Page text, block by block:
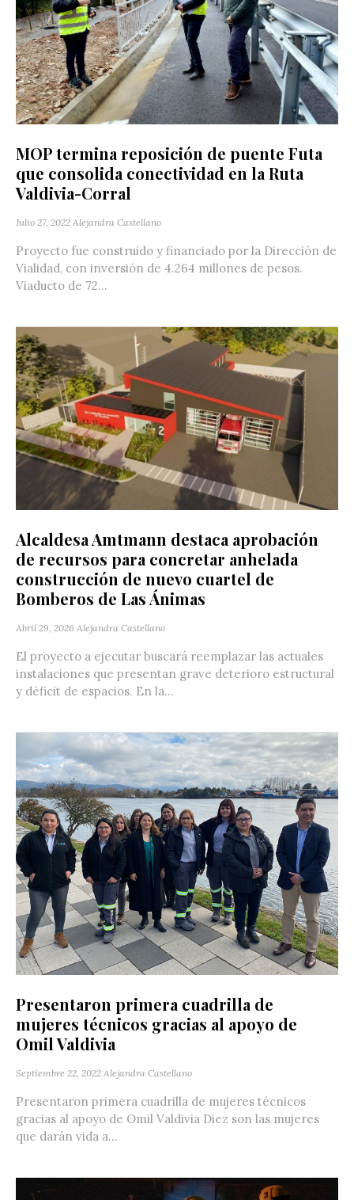
MOP termina reposición de puente Futa
que consolida conectividad en la Ruta
Valdivia-Corral
Julio 27, 2022 Alejandra Castellano
Proyecto fue construido y financiado por la Dirección de
Vialidad, con inversión de 4.264 millones de pesos.
Viaducto de 72...
Alcaldesa Amtmann destaca aprobación
de recursos para concretar anhelada
construcción de nuevo cuartel de
Bomberos de Las Ánimas
Abril 29, 2026 Alejandra Castellano
El proyecto a ejecutar buscará reemplazar las actuales
instalaciones que presentan grave deterioro estructural
y déficit de espacios. En la...
Presentaron primera cuadrilla de
mujeres técnicos gracias al apoyo de
Omil Valdivia
Septiembre 22, 2022 Alejandra Castellano
Presentaron primera cuadrilla de mujeres técnicos
gracias al apoyo de Omil Valdivia Diez son las mujeres
que darán vida a...